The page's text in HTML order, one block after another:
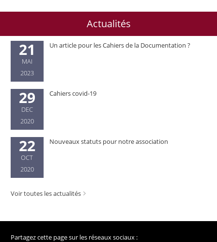
Actualités
21
MAI
2023
Un article pour les Cahiers de la Documentation ?
29
DEC
2020
Cahiers covid-19
22
OCT
2020
Nouveaux statuts pour notre association
Voir toutes les actualités
Partagez cette page sur les réseaux sociaux :